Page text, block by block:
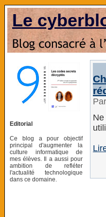
Le
Editorial
Ce blog a pour objectif
principal d'augmenter la
culture informatique de
mes élèves. Il a aussi pour
ambition de refléter
l'actualité technologique
dans ce domaine.